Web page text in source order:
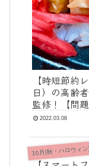
【時短節約
日）の高齢
監修！【問
か？』【答
2022.03.08
10月(秋・ハロウィ